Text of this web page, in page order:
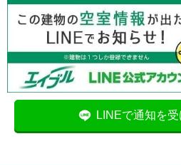
LINEで通知を